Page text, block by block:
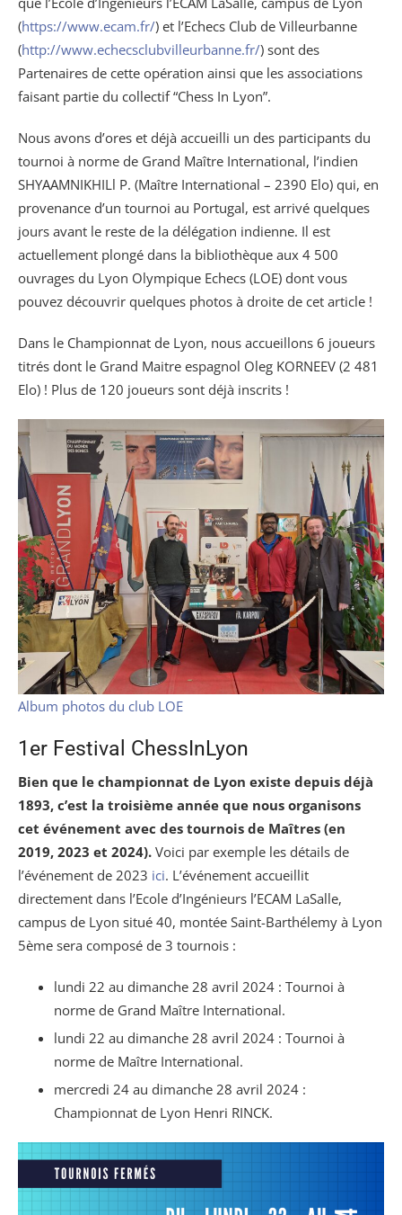
(https://www.ecam.fr/) et l’Echecs Club de Villeurbanne
(http://www.echecsclubvilleurbanne.fr/) sont des
Partenaires de cette opération ainsi que les associations
faisant partie du collectif “Chess In Lyon”.
Nous avons d’ores et déjà accueilli un des participants du
tournoi à norme de Grand Maître International, l’indien
SHYAAMNIKHILl P. (Maître International – 2390 Elo) qui, en
provenance d’un tournoi au Portugal, est arrivé quelques
jours avant le reste de la délégation indienne. Il est
actuellement plongé dans la bibliothèque aux 4 500
ouvrages du Lyon Olympique Echecs (LOE) dont vous
pouvez découvrir quelques photos à droite de cet article !
Dans le Championnat de Lyon, nous accueillons 6 joueurs
titrés dont le Grand Maitre espagnol Oleg KORNEEV (2 481
Elo) ! Plus de 120 joueurs sont déjà inscrits !
Album photos du club LOE
1er Festival ChessInLyon
Bien que le championnat de Lyon existe depuis déjà
1893, c’est la troisième année que nous organisons
cet événement avec des tournois de Maîtres (en
2019, 2023 et 2024). Voici par exemple les détails de
l’événement de 2023 ici. L’événement accueillit
directement dans l’Ecole d’Ingénieurs l’ECAM LaSalle,
campus de Lyon situé 40, montée Saint-Barthélemy à Lyon
5ème sera composé de 3 tournois :
lundi 22 au dimanche 28 avril 2024 : Tournoi à
norme de Grand Maître International.
lundi 22 au dimanche 28 avril 2024 : Tournoi à
norme de Maître International.
mercredi 24 au dimanche 28 avril 2024 :
Championnat de Lyon Henri RINCK.